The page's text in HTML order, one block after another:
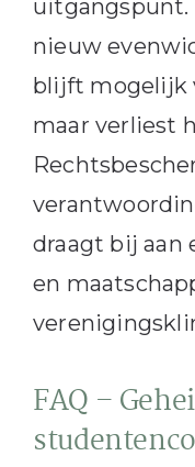
uitgangspunt.
nieuw
blijft mogelijk
maar verliest
draagt bij aan
en
FAQ –